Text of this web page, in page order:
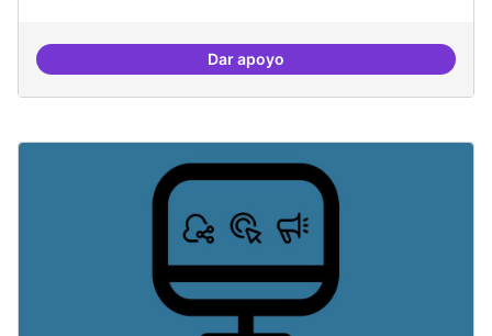
Dar apoyoILP Drets Digitals